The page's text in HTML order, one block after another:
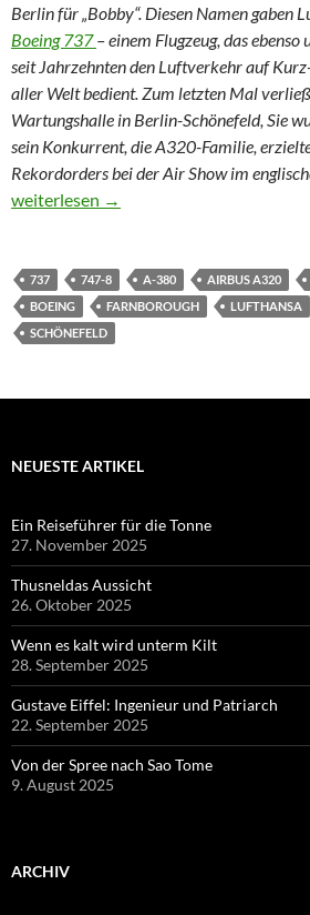
Berlin für „Bobby“. Diesen Namen gaben
Boeing 737– einem Flugzeug, das
seit Jahrzehnten den Luftverkehr auf
aller Welt bedient. Zum letzten Mal
Wartungshalle in Berlin-Schönefeld, Sie
sein Konkurrent, die A320-Familie,
Rekordorders bei der Air Show im
Sie nannten ihn Bobby (Update nach
weiterlesen →
737 747-8 A-380 AIRBUS A320
BOEING
FARNBOROUGH LUFTHANSA
SCHÖNEFELD
NEUESTE ARTIKEL
Ein Reiseführer für die Tonne
27. November 2025
Thusneldas Aussicht
26. Oktober 2025
Wenn es kalt wird unterm Kilt
28. September 2025
Gustave Eiffel: Ingenieur und Patriarch
22. September 2025
Von der Spree nach Sao Tome
9. August 2025
ARCHIV